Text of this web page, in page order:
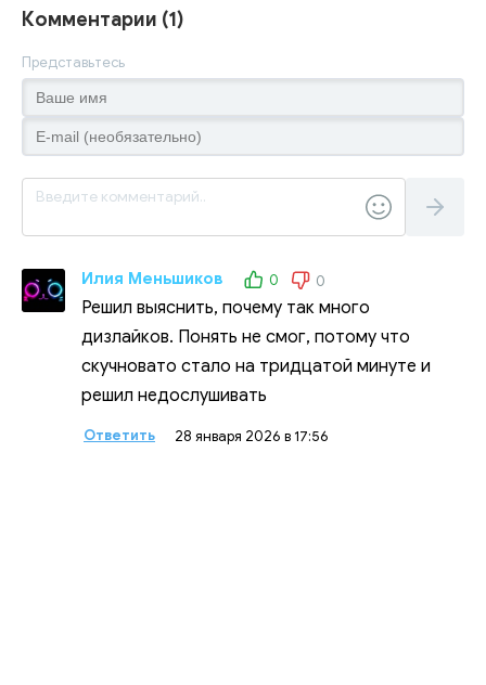
Комментарии (1)
Представьтесь
Илия Меньшиков 0 0
Решил выяснить, почему так много
дизлайков. Понять не смог, потому что
скучновато стало на тридцатой минуте и
решил недослушивать
Ответить 28 января 2026 в 17:56